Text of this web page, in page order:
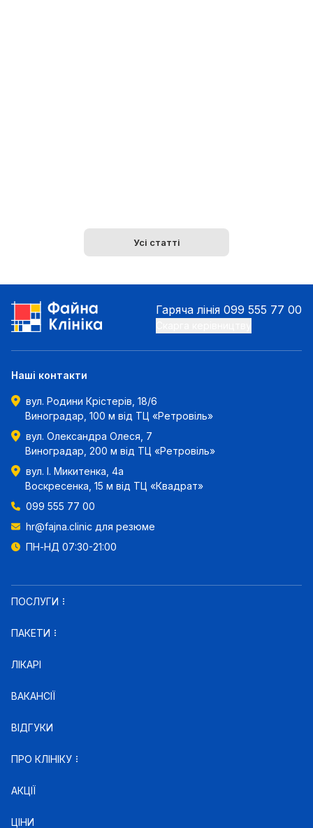
Усі статті
Гаряча лінія 099 555 77 00
Наші контакти
вул. Родини Крістерів, 18/6
Виноградар, 100 м від ТЦ «Ретровіль»
вул. Олександра Олеся, 7
Виноградар, 200 м від ТЦ «Ретровіль»
вул. І. Микитенка, 4а
Воскресенка, 15 м від ТЦ «Квадрат»
099 555 77 00
hr@fajna.clinic для резюме
ПН-НД 07:30-21:00
ПОСЛУГИ
ПАКЕТИ
ЛІКАРІ
ВАКАНСІЇ
ВІДГУКИ
ПРО КЛІНІКУ
АКЦІЇ
ЦІНИ